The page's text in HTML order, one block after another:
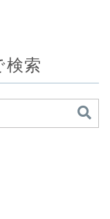
検索